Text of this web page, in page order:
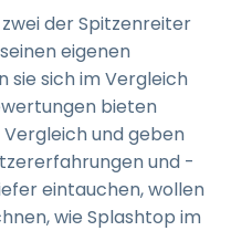
der Spitzenreiter
eigenen
sie sich im Vergleich
bieten
und geben
und -
eintauchen, wollen
wie Splashtop im